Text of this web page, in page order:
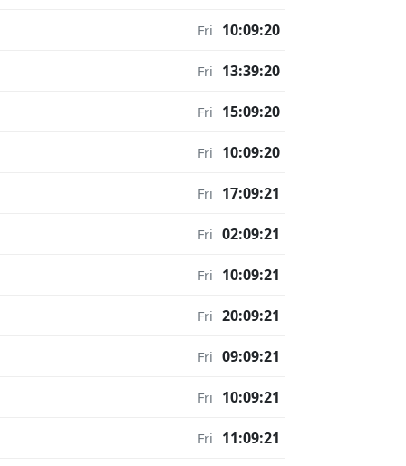
Fri 10:09:20
Fri 13:39:20
Fri 15:09:20
Fri 10:09:20
Fri 17:09:21
Fri 02:09:21
Fri 10:09:21
Fri 20:09:21
Fri 09:09:21
Fri 10:09:21
Fri 11:09:21